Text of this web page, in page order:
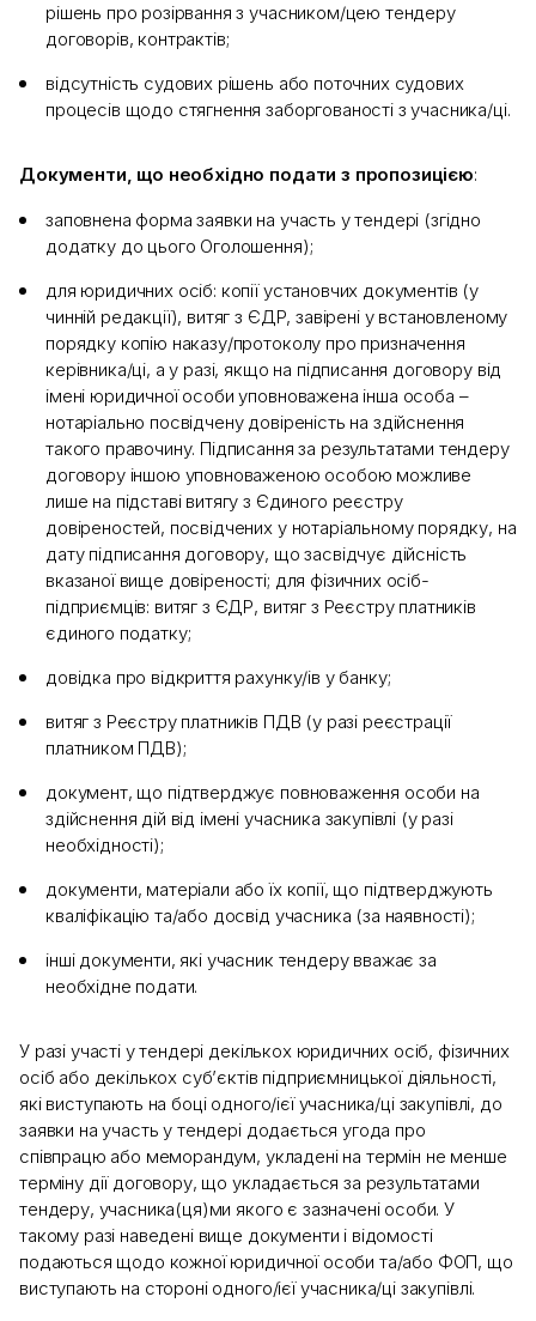
рішень про розірвання з учасником/цею тендеру
договорів, контрактів;
відсутність судових рішень або поточних судових
процесів щодо стягнення заборгованості з учасника/ці.
Документи, що необхідно подати з пропозицією:
заповнена форма заявки на участь у тендері (згідно
додатку до цього Оголошення);
для юридичних осіб: копії установчих документів (у
чинній редакції), витяг з ЄДР, завірені у встановленому
порядку копію наказу/протоколу про призначення
керівника/ці, а у разі, якщо на підписання договору від
імені юридичної особи уповноважена інша особа –
нотаріально посвідчену довіреність на здійснення
такого правочину. Підписання за результатами тендеру
договору іншою уповноваженою особою можливе
лише на підставі витягу з Єдиного реєстру
довіреностей, посвідчених у нотаріальному порядку, на
дату підписання договору, що засвідчує дійсність
вказаної вище довіреності; для фізичних осіб-
підприємців: витяг з ЄДР, витяг з Реєстру платників
єдиного податку;
довідка про відкриття рахунку/ів у банку;
витяг з Реєстру платників ПДВ (у разі реєстрації
платником ПДВ);
документ, що підтверджує повноваження особи на
здійснення дій від імені учасника закупівлі (у разі
необхідності);
документи, матеріали або їх копії, що підтверджують
кваліфікацію та/або досвід учасника (за наявності);
інші документи, які учасник тендеру вважає за
необхідне подати.
У разі участі у тендері декількох юридичних осіб, фізичних
осіб або декількох суб’єктів підприємницької діяльності,
які виступають на боці одного/ієї учасника/ці закупівлі, до
заявки на участь у тендері додається угода про
співпрацю або меморандум, укладені на термін не менше
терміну дії договору, що укладається за результатами
тендеру, учасника(ця)ми якого є зазначені особи. У
такому разі наведені вище документи і відомості
подаються щодо кожної юридичної особи та/або ФОП, що
виступають на стороні одного/ієї учасника/ці закупівлі.